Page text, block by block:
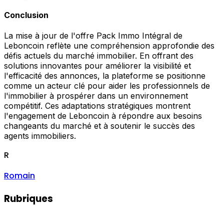
Conclusion
La mise à jour de l'offre Pack Immo Intégral de
Leboncoin reflète une compréhension approfondie des
défis actuels du marché immobilier. En offrant des
solutions innovantes pour améliorer la visibilité et
l'efficacité des annonces, la plateforme se positionne
comme un acteur clé pour aider les professionnels de
l'immobilier à prospérer dans un environnement
compétitif. Ces adaptations stratégiques montrent
l'engagement de Leboncoin à répondre aux besoins
changeants du marché et à soutenir le succès des
agents immobiliers.
R
Romain
Rubriques